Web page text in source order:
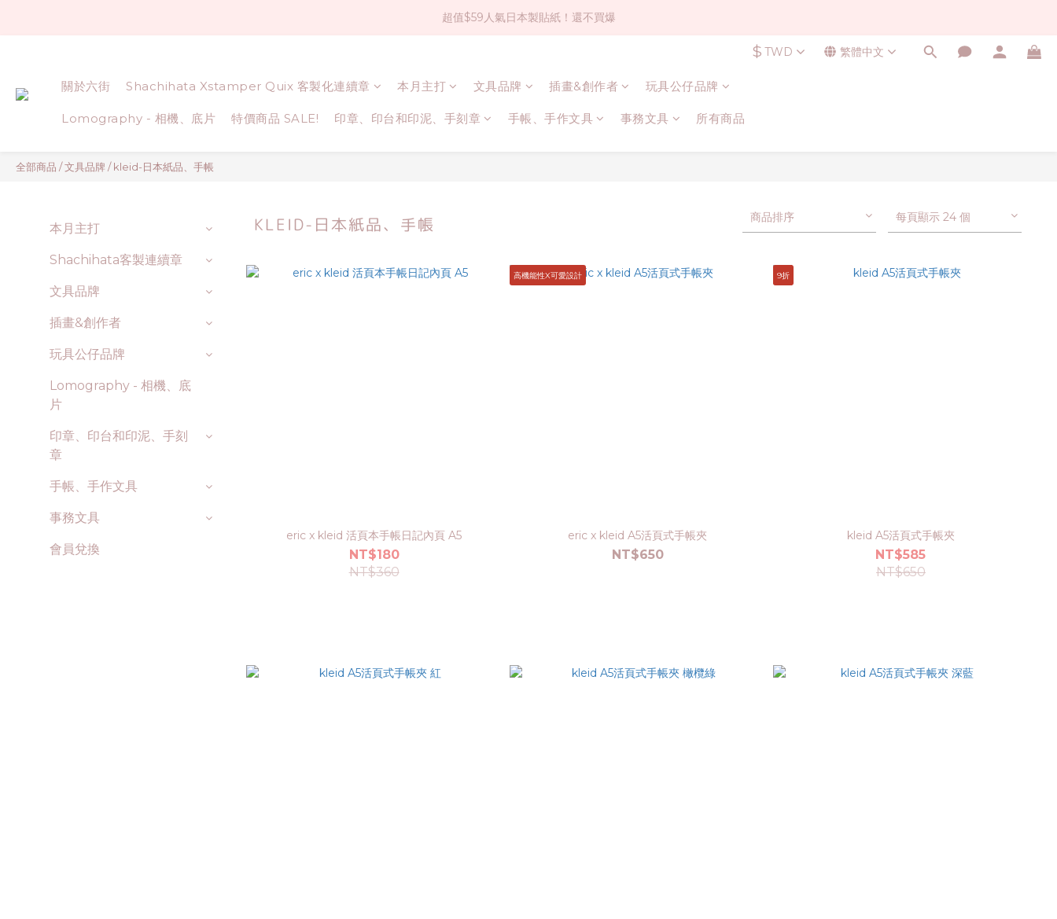
社群大人氣！各種有趣的打洞器
超值$59人氣日本製貼紙！還不買爆
社群大人氣！各種有趣的打洞器
$ TWD 繁體中文
關於六街 Shachihata Xstamper Quix 客製化連續章 本月主打 文具品牌 插畫&創作者 玩具公仔品牌
Lomography - 相機、底片 特價商品 SALE! 印章、印台和印泥、手刻章 手帳、手作文具 事務文具 所有商品
全部商品 /文具品牌 /kleid-日本紙品、手帳
本月主打
Shachihata客製連續章
文具品牌
插畫&創作者
玩具公仔品牌
Lomography - 相機、底
片
印章、印台和印泥、手刻
章
手帳、手作文具
事務文具
會員兌換
KLEID-日本紙品、手帳 商品排序 每頁顯示 24 個
eric x kleid 活頁本手帳日記內頁 A5
NT$180
NT$360
高機能性X可愛設計
eric x kleid A5活頁式手帳夾
NT$650
9折
kleid A5活頁式手帳夾
NT$585
NT$650